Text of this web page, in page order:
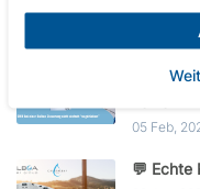
13 Feb,
05 Feb,
💬 Echte